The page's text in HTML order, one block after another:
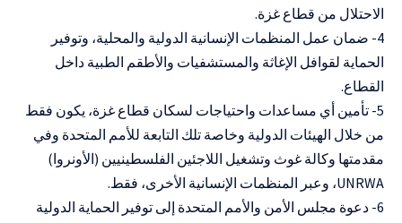
الاحتلال من قطاع غزة.
4- ضمان عمل المنظمات الإنسانية الدولية والمحلية، وتوفير
الحماية لقوافل الإغاثة والمستشفيات والأطقم الطبية داخل
القطاع.
5- تأمين أي مساعدات واحتياجات لسكان قطاع غزة، يكون فقط
من خلال الهيئات الدولية وخاصة تلك التابعة للأمم المتحدة وفي
مقدمتها وكالة غوث وتشغيل اللاجئين الفلسطينيين (الأونروا)
UNRWA، وعبر المنظمات الإنسانية الأخرى، فقط.
6- دعوة مجلس الأمن والأمم المتحدة إلى توفير الحماية الدولية